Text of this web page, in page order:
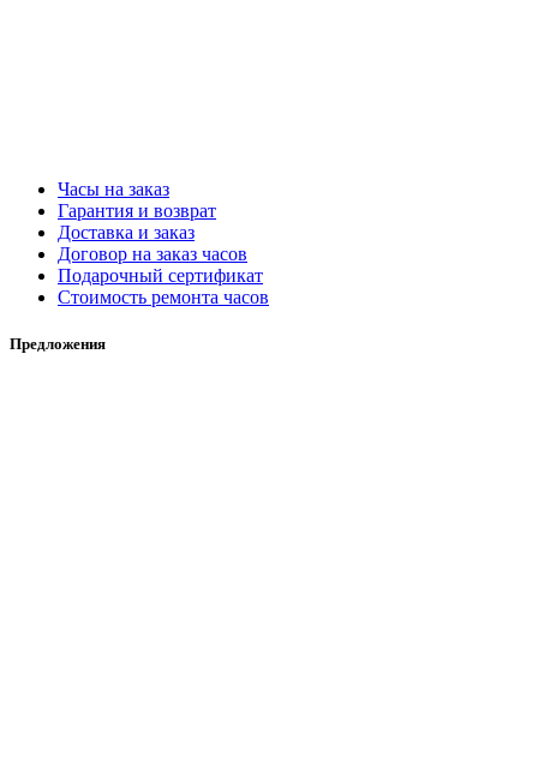
Часы на заказ
Гарантия и возврат
Доставка и заказ
Договор на заказ часов
Подарочный сертификат
Стоимость ремонта часов
Предложения